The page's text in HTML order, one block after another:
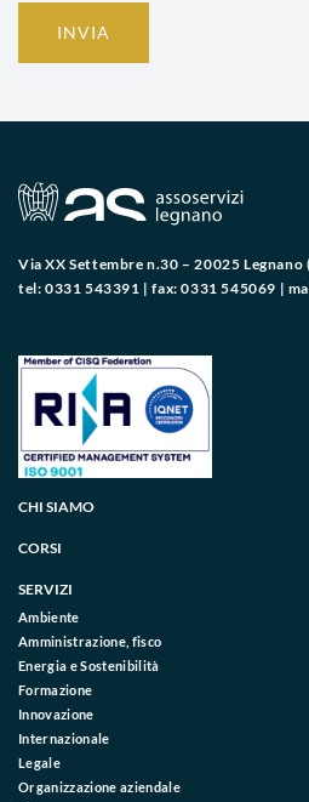
INVIA
Via XX Settembre n.30 – 20025 Legnano
tel: 0331 543391 | fax: 0331 545069 |
CHI SIAMO
CORSI
SERVIZI
Ambiente
Amministrazione, fisco
Energia e Sostenibilità
Formazione
Innovazione
Internazionale
Legale
Organizzazione aziendale